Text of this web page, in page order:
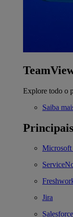
Explore todo o
Saiba
Microsoft
Jira
Salesforce